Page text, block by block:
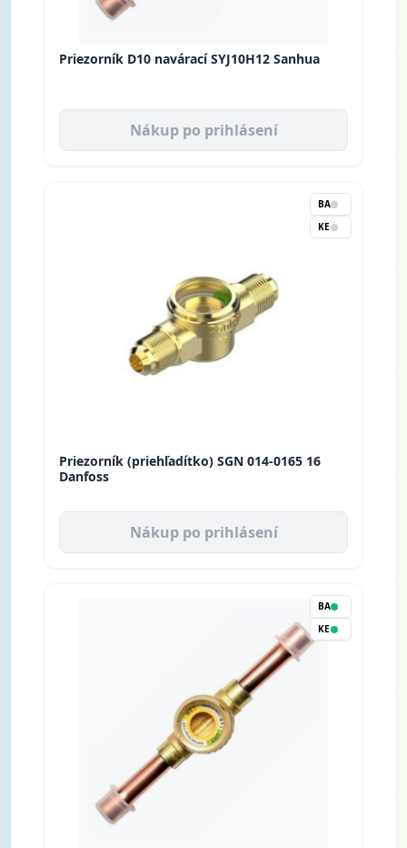
Priezorník D10 navárací SYJ10H12 Sanhua
Nákup po prihlásení
BA
KE
Priezorník (priehľadítko) SGN 014-0165 16
Danfoss
Nákup po prihlásení
BA
KE